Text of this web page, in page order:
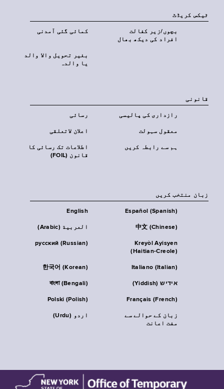
ٹیکس کریڈٹ
کمائی گئی آمدنی
بچوں/زیر کفالت
افراد کی دیکھ بھال
بغیر تحویل والا والد
یا والدہ
قانونی
رسائی رازداری کی پالیسی
اعلان لاتعلقی معقول سہولت
اطلاعات تک رسائی کا
قانون (FOIL)
ہم سے رابطہ کریں
زبان منتخب کریں
English Español (Spanish)
العربية (Arabic) 中文 (Chinese)
русский (Russian)
Kreyòl Ayisyen
(Haitian-Creole)
한국어 (Korean) Italiano (Italian)
বাংলা (Bengali) אידיש (Yiddish)
Polski (Polish) Français (French)
اردو (Urdu)
زبان کے حوالے سے
مفت اعانت